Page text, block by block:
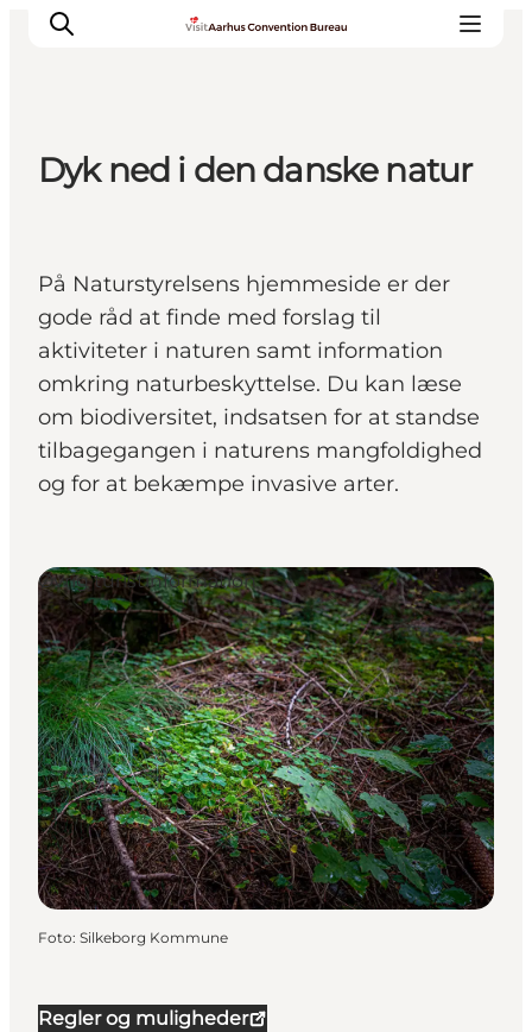
Vores service
Viden & Netværk
Kontakt
Dyk ned i den danske natur
På Naturstyrelsens hjemmeside er der
gode råd at finde med forslag til
aktiviteter i naturen samt information
omkring naturbeskyttelse. Du kan læse
om biodiversitet, indsatsen for at standse
tilbagegangen i naturens mangfoldighed
og for at bekæmpe invasive arter.
Regler og muligheder
Øvrig turistinformation
Foto: Silkeborg Kommune